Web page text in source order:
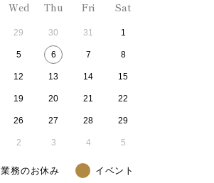
Wed Thu Fri Sat
29 30 31 1
5 6 7 8
12 13 14 15
19 20 21 22
26 27 28 29
2 3 4 5
務のお休み イベント